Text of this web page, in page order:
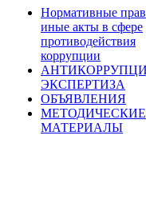
Нормативные
иные акты в сфере
противодействия
коррупции
ЭКСПЕРТИЗА
ОБЪЯВЛЕНИЯ
МЕТОДИЧЕСКИЕ
МАТЕРИАЛЫ